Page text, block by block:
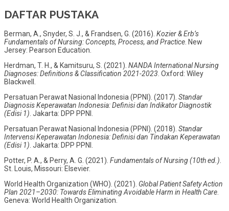
DAFTAR PUSTAKA
Berman, A., Snyder, S. J., & Frandsen, G. (2016). Kozier & Erb’s
Fundamentals of Nursing: Concepts, Process, and Practice . New
Jersey: Pearson Education.
Herdman, T. H., & Kamitsuru, S. (2021). NANDA International Nursing
Diagnoses: Definitions & Classification 2021-2023 . Oxford: Wiley
Blackwell.
Persatuan Perawat Nasional Indonesia (PPNI). (2017). Standar
Diagnosis Keperawatan Indonesia: Definisi dan Indikator Diagnostik
(Edisi 1) . Jakarta: DPP PPNI.
Persatuan Perawat Nasional Indonesia (PPNI). (2018). Standar
Intervensi Keperawatan Indonesia: Definisi dan Tindakan Keperawatan
(Edisi 1) . Jakarta: DPP PPNI.
Potter, P. A., & Perry, A. G. (2021). Fundamentals of Nursing (10th ed.)
St. Louis, Missouri: Elsevier.
World Health Organization (WHO). (2021). Global Patient Safety Action
Plan 2021–2030: Towards Eliminating Avoidable Harm in Health Care
Geneva: World Health Organization.